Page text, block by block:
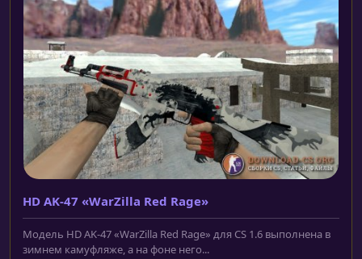
HD AK-47 «WarZilla Red Rage»
Модель HD AK-47 «WarZilla Red Rage» для CS 1.6 выполнена в
зимнем камуфляже, а на фоне него...